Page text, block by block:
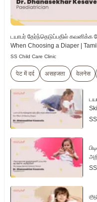
டயாபர் தேர்ந்தெடுப்பதில்
When Choosing a Diaper | Tamil
SS Child Care Clinic
पेट में दर्द असहजता वेलनेस